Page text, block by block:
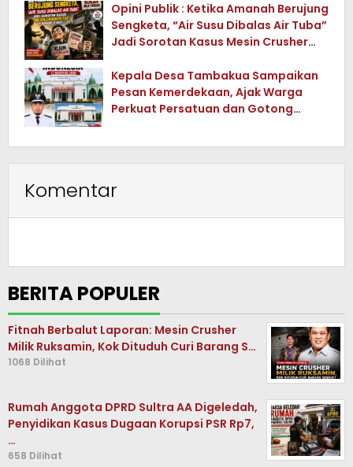
Opini Publik : Ketika Amanah Berujung
Sengketa, “Air Susu Dibalas Air Tuba”
Jadi Sorotan Kasus Mesin Crusher
Kepala Desa Tambakua Sampaikan
Pesan Kemerdekaan, Ajak Warga
Perkuat Persatuan dan Gotong
Komentar
BERITA POPULER
Fitnah Berbalut Laporan: Mesin Crusher
Milik Ruksamin, Kok Dituduh Curi Barang S…
1068 Dilihat
Rumah Anggota DPRD Sultra AA Digeledah,
Penyidikan Kasus Dugaan Korupsi PSR Rp7,
…
658 Dilihat